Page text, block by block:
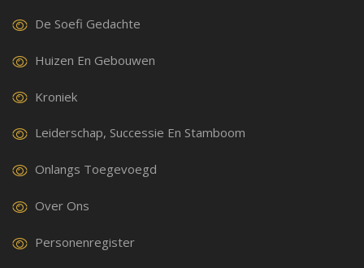
De Soefi Gedachte
Huizen En Gebouwen
Kroniek
Leiderschap, Successie En Stamboom
Onlangs Toegevoegd
Over Ons
Personenregister